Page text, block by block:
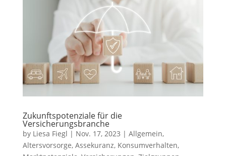
Zukunftspotenziale für die
Versicherungsbranche
by Liesa Fiegl | Nov. 17, 2023 | Allgemein,
Altersvorsorge, Assekuranz, Konsumverhalten,